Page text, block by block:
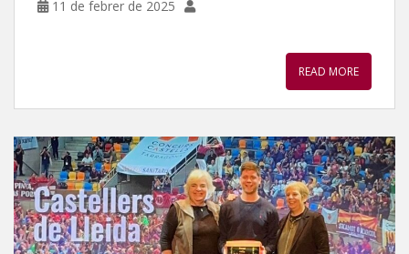
11 de febrer de 2025
READ MORE